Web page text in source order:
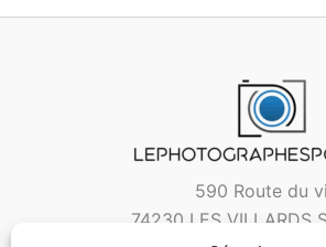
590 Route du
74230 LES VILLARDS